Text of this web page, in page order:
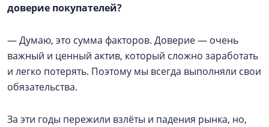
доверие покупателей?
— Думаю, это сумма факторов. Доверие — очень
важный и ценный актив, который сложно заработать
и легко потерять. Поэтому мы всегда выполняли свои
обязательства.
За эти годы пережили взлёты и падения рынка, но,